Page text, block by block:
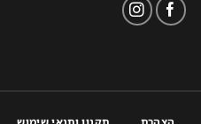
הצהרת תקנון ותנאי שימוש